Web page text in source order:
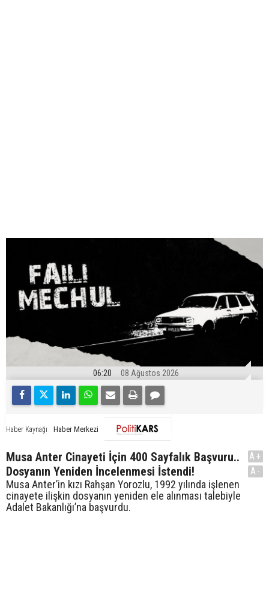
06:20 08 Ağustos 2026
Haber Kaynağı Haber Merkezi
Musa Anter Cinayeti İçin 400 Sayfalık Başvuru..
Dosyanın Yeniden İncelenmesi İstendi!
Musa Anter’in kızı Rahşan Yorozlu, 1992 yılında işlenen
cinayete ilişkin dosyanın yeniden ele alınması talebiyle
Adalet Bakanlığı’na başvurdu.
A+
A-